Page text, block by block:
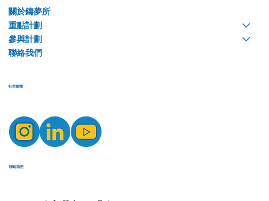
關於鑄夢所
重點計劃
參與計劃
聯絡我們
​社交媒體
​聯絡我們